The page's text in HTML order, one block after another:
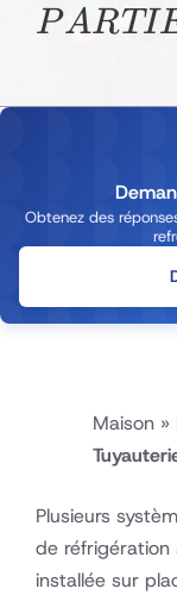
PARTI
Obtenez des
Maison »
Plusieurs
de
installée sur